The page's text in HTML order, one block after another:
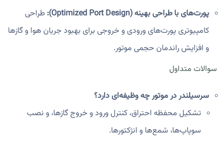
پورت‌های با طراحی بهینه (Optimized Port Design):
طراحی
کامپیوتری پورت‌های ورودی و خروجی برای بهبود جریان هوا و گازها
و افزایش راندمان حجمی موتور.
سوالات متداول
سرسیلندر در موتور چه وظیفه‌ای دارد؟
تشکیل محفظه احتراق، کنترل ورود و خروج گازها، و نصب
سوپاپ‌ها، شمع‌ها و انژکتورها.